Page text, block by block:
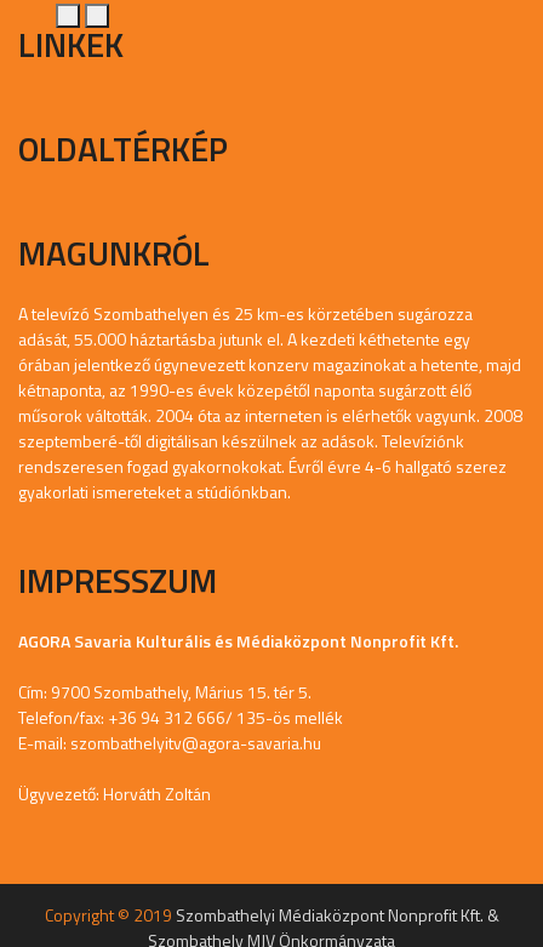
LINKEK
OLDALTÉRKÉP
MAGUNKRÓL
A televízó Szombathelyen és 25 km-es körzetében sugározza
adását, 55.000 háztartásba jutunk el. A kezdeti kéthetente egy
órában jelentkező úgynevezett konzerv magazinokat a hetente, majd
kétnaponta, az 1990-es évek közepétől naponta sugárzott élő
műsorok váltották. 2004 óta az interneten is elérhetők vagyunk. 2008
szeptemberé-től digitálisan készülnek az adások. Televíziónk
rendszeresen fogad gyakornokokat. Évről évre 4-6 hallgató szerez
gyakorlati ismereteket a stúdiónkban.
IMPRESSZUM
AGORA Savaria Kulturális és Médiaközpont Nonprofit Kft.
Cím: 9700 Szombathely, Márius 15. tér 5.
Telefon/fax: +36 94 312 666/ 135-ös mellék
E-mail: szombathelyitv@agora-savaria.hu
Ügyvezető: Horváth Zoltán
Copyright © 2019 Szombathelyi Médiaközpont Nonprofit Kft. &
Szombathely MJV Önkormányzata